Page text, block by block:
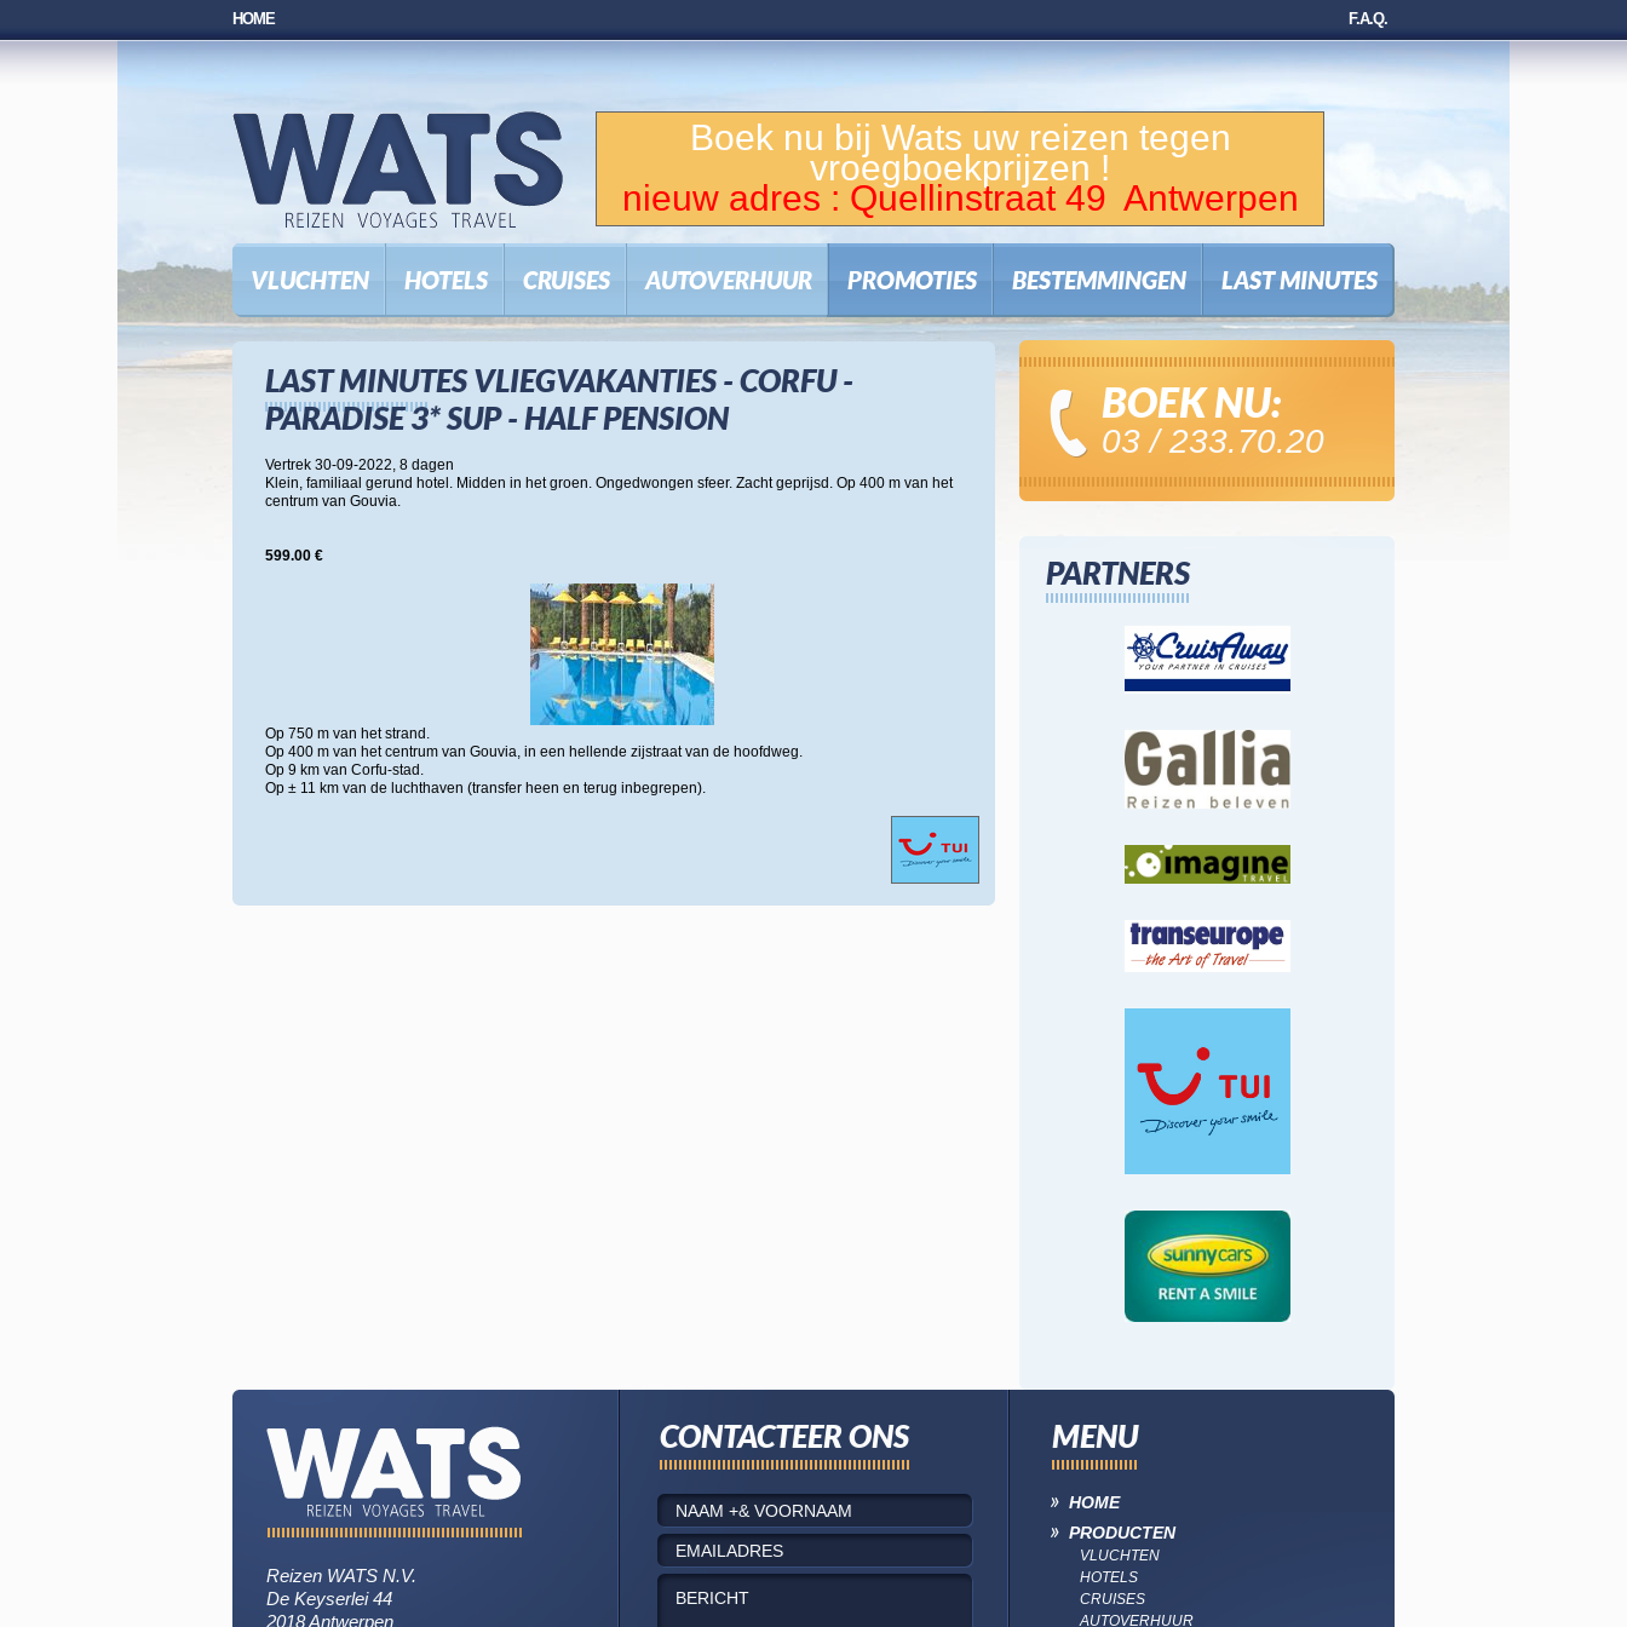
F.A.Q.
HOME
Boek nu bij Wats uw reizen tegen
vroegboekprijzen !
nieuw adres : Quellinstraat 49 Antwerpen
VLUCHTEN HOTELS CRUISES AUTOVERHUUR PROMOTIES BESTEMMINGEN LAST MINUTES
LAST MINUTES VLIEGVAKANTIES - CORFU -
PARADISE 3* SUP - HALF PENSION
Vertrek 30-09-2022, 8 dagen
Klein, familiaal gerund hotel. Midden in het groen. Ongedwongen sfeer. Zacht geprijsd. Op 400 m van het
centrum van Gouvia.
599.00 €
Op 750 m van het strand.
Op 400 m van het centrum van Gouvia, in een hellende zijstraat van de hoofdweg.
Op 9 km van Corfu-stad.
Op ± 11 km van de luchthaven (transfer heen en terug inbegrepen).
BOEK NU:
03 / 233.70.20
PARTNERS
Reizen WATS N.V.
De Keyserlei 44
2018 Antwerpen
CONTACTEER ONS MENU
HOME
PRODUCTEN
VLUCHTEN
HOTELS
CRUISES
AUTOVERHUUR